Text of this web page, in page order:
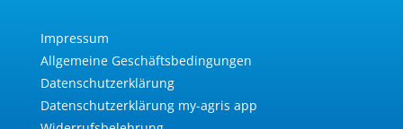
Impressum
Allgemeine Geschäftsbedingungen
Datenschutzerklärung
Datenschutzerklärung my-agris app